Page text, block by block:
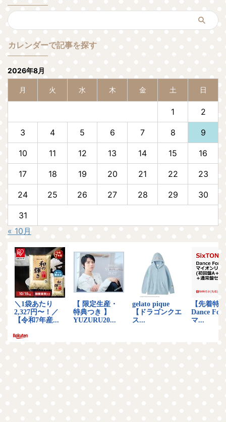
カレンダーで記事を探す
2026年8月
月 火 水 木 金 土 日
1 2
3 4 5 6 7 8 9
10 11 12 13 14 15 16
17 18 19 20 21 22 23
24 25 26 27 28 29 30
31
« 10月